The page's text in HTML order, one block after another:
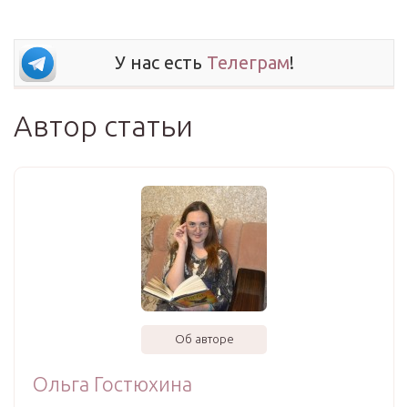
У нас есть Телеграм!
Автор статьи
Об авторе
Ольга Гостюхина